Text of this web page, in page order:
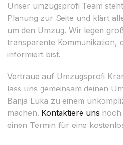
Unser umzugsprofi Team
Planung zur Seite und klärt
um den Umzug. Wir legen
transparente Kommunikation,
informiert bist.
Vertraue auf Umzugsprofi
lass uns gemeinsam deinen
Banja Luka zu einem
machen. Kontaktiere uns noch
einen Termin für eine